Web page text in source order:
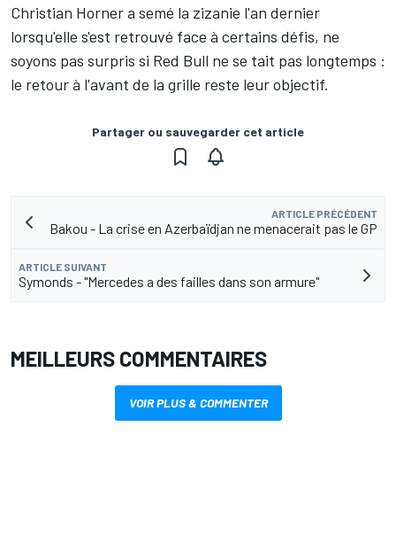
Christian Horner a semé la zizanie l'an dernier
lorsqu'elle s'est retrouvé face à certains défis, ne
soyons pas surpris si Red Bull ne se tait pas longtemps :
le retour à l'avant de la grille reste leur objectif.
Partager ou sauvegarder cet article
ARTICLE PRÉCÉDENT
Bakou - La crise en Azerbaïdjan ne menacerait pas le GP
ARTICLE SUIVANT
Symonds - "Mercedes a des failles dans son armure"
MEILLEURS COMMENTAIRES
VOIR PLUS & COMMENTER